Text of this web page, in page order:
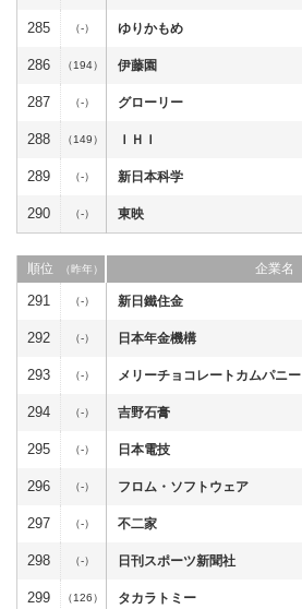
285 （-） ゆりかもめ
286 （194） 伊藤園
287 （-） グローリー
288 （149） ＩＨＩ
289 （-） 新日本科学
290 （-） 東映
順位 （昨年） 企業名
291 （-） 新日鐵住金
292 （-） 日本年金機構
293 （-） メリーチョコレートカムパニー
294 （-） 吉野石膏
295 （-） 日本電技
296 （-） フロム・ソフトウェア
297 （-） 不二家
298 （-） 日刊スポーツ新聞社
299 （126） タカラトミー